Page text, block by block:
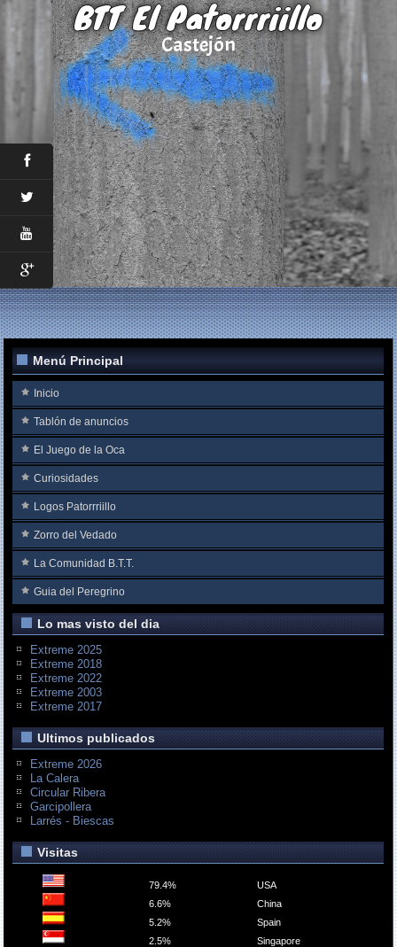
BTT El Patorrriillo
Castejón
Menú Principal
Inicio
Tablón de anuncios
El Juego de la Oca
Curiosidades
Logos Patorrriillo
Zorro del Vedado
La Comunidad B.T.T.
Guia del Peregrino
Lo mas visto del dia
Extreme 2025
Extreme 2018
Extreme 2022
Extreme 2003
Extreme 2017
Ultimos publicados
Extreme 2026
La Calera
Circular Ribera
Garcipollera
Larrés - Biescas
Visitas
79.4%
USA
6.6%
China
5.2%
Spain
2.5%
Singapore